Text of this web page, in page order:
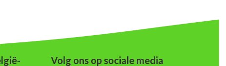
Volg ons op sociale media